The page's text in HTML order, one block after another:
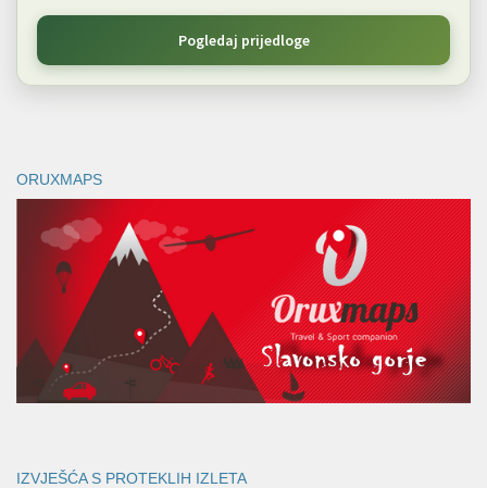
Pogledaj prijedloge
ORUXMAPS
IZVJEŠĆA S PROTEKLIH IZLETA